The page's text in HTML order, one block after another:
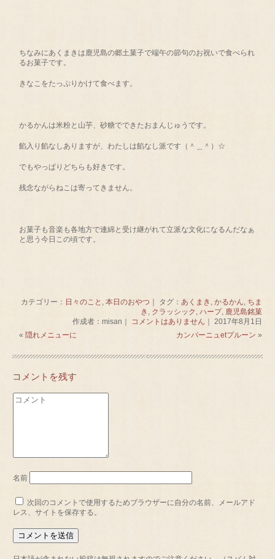
ちなみにあくまきは鹿児島の郷土菓子で端午の節句のお祝いで食べられ
るお菓子です。
きなこをたっぷりかけて食べます。
かるかんは米粉と山芋、砂糖でできたおまんじゅうです。
餡入り餡なしありますが、わたしは餡なし派です（＾＿＾）☆
でもやっぱりどちらも好きです。
残念ながらねこは寄ってきません。
お菓子も音楽も各地方で連綿と受け継がれて立派な文化になるんだなぁ
と思う今日この頃です。
カテゴリー： 日々のこと , 本日のおやつ ｜ タグ： あくまき , かるかん, ちま
き , クラッシック , ハープ, 鹿児島銘菓
作成者：misan｜ コメントはありません ｜ 2017年8月1日
« 隠れメニューに カンパーニュetプルーン »
コメントを残す
名前
次回のコメントで使用するためブラウザーに自分の名前、メールアド
レス、サイトを保存する。